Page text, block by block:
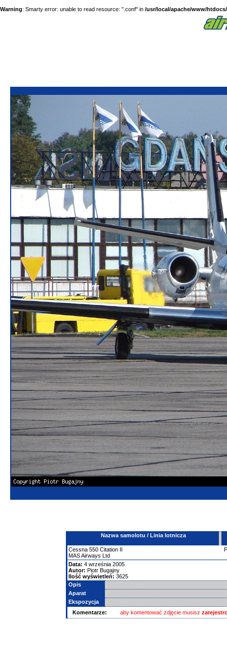
Warning: Smarty error: unable to read resource: ".conf" in /usr/local/apache/www/
Nazwa samolotu / Linia lotnicza
Cessna 550 Citation II
MAS Airways Ltd
Data: 4 września 2005
Autor: Piotr Bugajny
Ilość wyświetleń: 3625
Opis
Aparat
Ekspozycja
Komentarze:
aby komentować zdjęcie musisz